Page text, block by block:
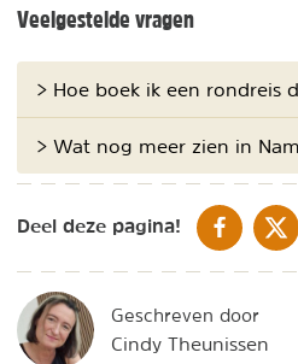
Veelgestelde vragen
> Hoe boek ik een rondreis
> Wat nog meer zien in
Deel deze pagina! DELEN OP
Geschreven door
Cindy Theunissen